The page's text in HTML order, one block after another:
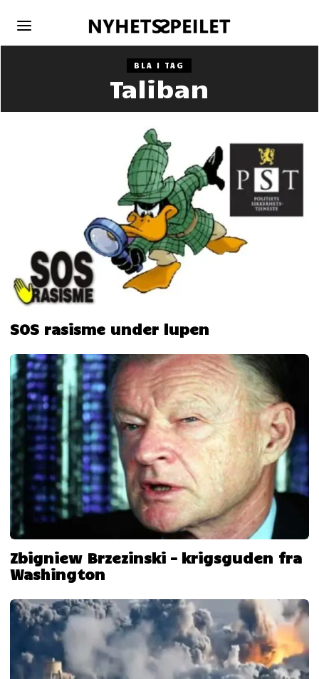
BLA I TAG
Taliban
SOS rasisme under lupen
Zbigniew Brzezinski – krigsguden fra
Washington